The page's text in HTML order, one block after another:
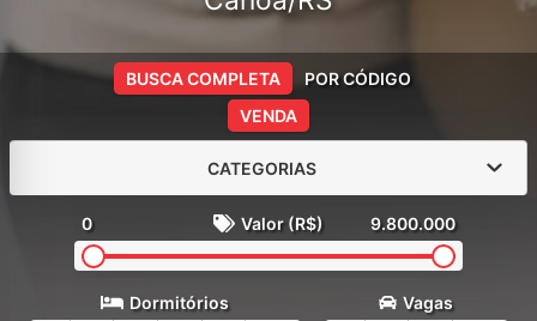
VENDA
BUSCA COMPLETA POR CÓDIGO
CATEGORIAS
0 Valor (R$) 9.800.000
Dormitórios Vagas